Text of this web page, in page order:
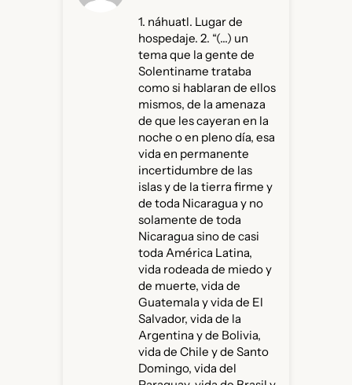
1. náhuatl. Lugar de
hospedaje. 2. “(…) un
tema que la gente de
Solentiname trataba
como si hablaran de ellos
mismos, de la amenaza
de que les cayeran en la
noche o en pleno día, esa
vida en permanente
incertidumbre de las
islas y de la tierra firme y
de toda Nicaragua y no
solamente de toda
Nicaragua sino de casi
toda América Latina,
vida rodeada de miedo y
de muerte, vida de
Guatemala y vida de El
Salvador, vida de la
Argentina y de Bolivia,
vida de Chile y de Santo
Domingo, vida del